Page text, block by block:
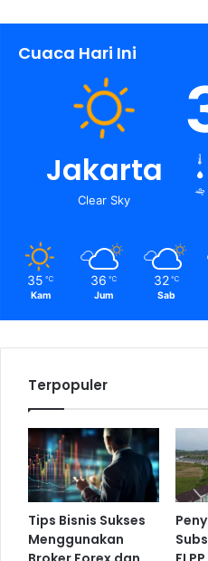
Cuaca Hari Ini
Jakarta
Clear Sky
35 ℃
Kam
36 ℃
Jum
32 ℃
Sab
Terpopuler
Tips Bisnis Sukses
Menggunakan